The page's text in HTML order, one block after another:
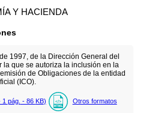
Y HACIENDA
1997, de la Dirección General del
la que se autoriza la inclusión en la
de Obligaciones de la entidad
(ICO).
1 pág. - 86 KB) Otros formatos